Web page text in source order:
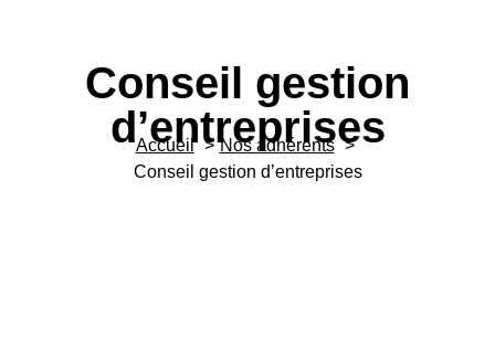
Conseil gestion
d’entreprises
Accueil
Nos adhérents
Conseil gestion d’entreprises